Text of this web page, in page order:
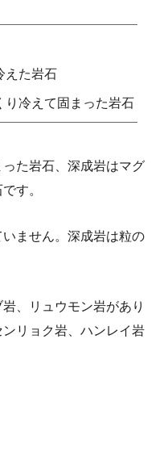
えた岩石
り冷えて固まった岩石
た岩石、深成岩はマグ
す。
ません。深成岩は粒の
、リュウモン岩があり
リョク岩、ハンレイ岩